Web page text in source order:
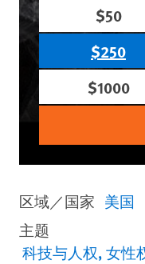
$50
$250
$1000
区域／国家 美国
主题
科技与人权 女性